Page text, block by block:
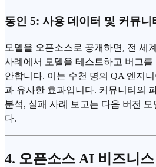
동인 5: 사용 데이터 및 커뮤니
모델을 오픈소스로 공개하면, 전 세
사례에서 모델을 테스트하고 버그를
안합니다. 이는 수천 명의 QA 엔지
과 유사한 효과입니다. 커뮤니티의
분석, 실패 사례 보고는 다음 버전 모
다.
4. 오픈소스 AI 비즈니